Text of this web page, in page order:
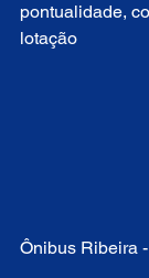
pontualidade,
lotação
Ônibus Ribeira